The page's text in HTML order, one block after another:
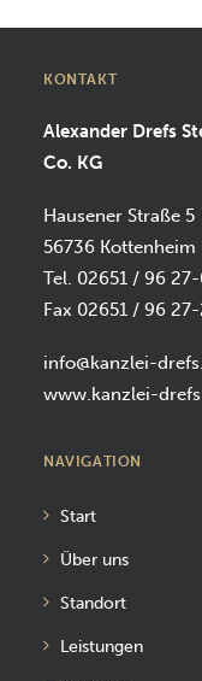
KONTAKT
Alexander Drefs
Co. KG
Hausener Straße 5
56736 Kottenheim
Tel. 02651 / 96
Fax 02651 / 96
info@kanzlei-
www.kanzlei-
NAVIGATION
Start
Über uns
Standort
Leistungen